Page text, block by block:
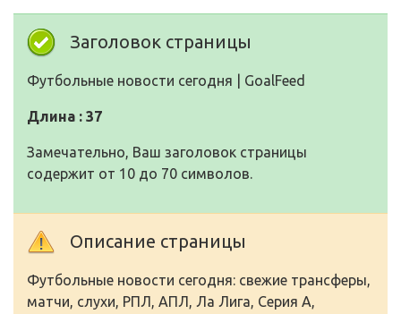
Заголовок страницы
Футбольные новости сегодня | GoalFeed
Длина : 37
Замечательно, Ваш заголовок страницы
содержит от 10 до 70 символов.
Описание страницы
Футбольные новости сегодня: свежие трансферы,
матчи, слухи, РПЛ, АПЛ, Ла Лига, Серия А,